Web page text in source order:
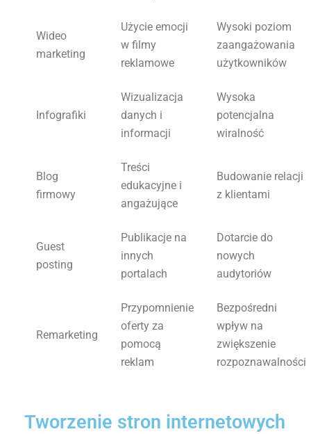
Wideo
marketing
Użycie emocji
w filmy
reklamowe
Wysoki poziom
zaangażowania
użytkowników
Infografiki
Wizualizacja
danych i
informacji
Wysoka
potencjalna
wiralność
Blog
firmowy
Treści
edukacyjne i
angażujące
Budowanie relacji
z klientami
Guest
posting
Publikacje na
innych
portalach
Dotarcie do
nowych
audytoriów
Remarketing
Przypomnienie
oferty za
pomocą
reklam
Bezpośredni
wpływ na
zwiększenie
rozpoznawalności
Tworzenie stron internetowych